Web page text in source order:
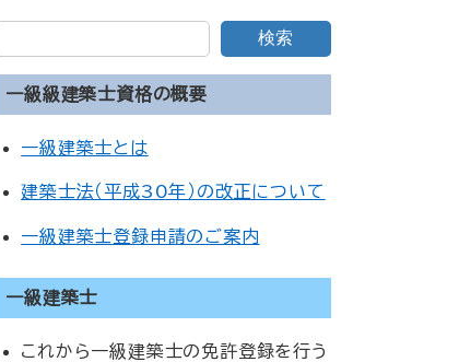
検索
一級級建築士資格の概要
一級建築士とは
建築士法（平成30年）の改正について
一級建築士登録申請のご案内
一級建築士
これから一級建築士の免許登録を行う